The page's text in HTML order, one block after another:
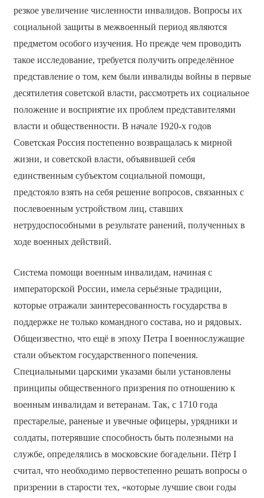
резкое увеличение численности инвалидов. Вопросы их
социальной защиты в межвоенный период являются
предметом особого изучения. Но прежде чем проводить
такое исследование, требуется получить определённое
представление о том, кем были инвалиды войны в первые
десятилетия советской власти, рассмотреть их социальное
положение и восприятие их проблем представителями
власти и общественности. В начале 1920-х годов
Советская Россия постепенно возвращалась к мирной
жизни, и советской власти, объявившей себя
единственным субъектом социальной помощи,
предстояло взять на себя решение вопросов, связанных с
послевоенным устройством лиц, ставших
нетрудоспособными в результате ранений, полученных в
ходе военных действий.
Система помощи военным инвалидам, начиная с
императорской России, имела серьёзные традиции,
которые отражали заинтересованность государства в
поддержке не только командного состава, но и рядовых.
Общеизвестно, что ещё в эпоху Петра I военнослужащие
стали объектом государственного попечения.
Специальными царскими указами были установлены
принципы общественного призрения по отношению к
военным инвалидам и ветеранам. Так, с 1710 года
престарелые, раненые и увечные офицеры, урядники и
солдаты, потерявшие способность быть полезными на
службе, определялись в московские богадельни. Пётр I
считал, что необходимо первостепенно решать вопросы о
призрении в старости тех, «которые лучшие свои годы